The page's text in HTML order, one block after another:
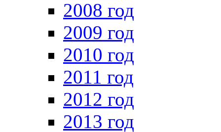
2008 год
2009 год
2010 год
2011 год
2012 год
2013 год